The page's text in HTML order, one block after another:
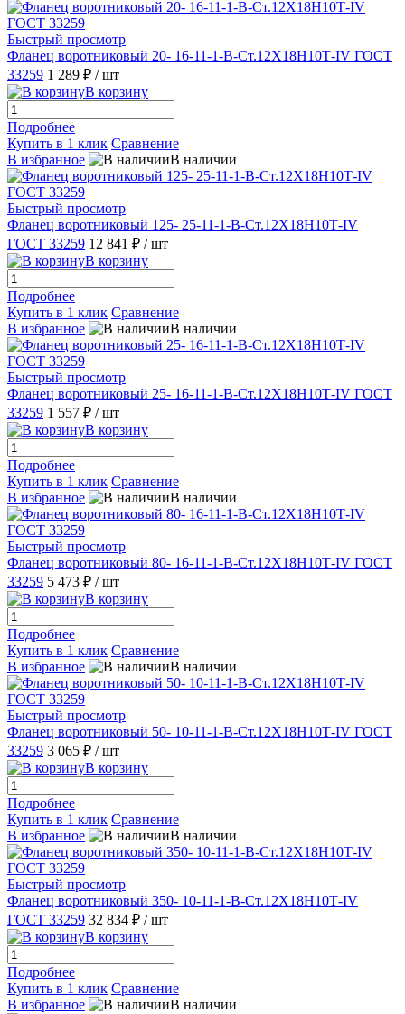
Быстрый просмотр
Фланец воротниковый 20- 16-11-1-B-Ст.12Х18Н10Т-IV ГОСТ
33259 1 289 ₽ / шт
В корзину
Подробнее
Купить в 1 клик Сравнение
В избранное
В наличии
Быстрый просмотр
Фланец воротниковый 125- 25-11-1-B-Ст.12Х18Н10Т-IV
ГОСТ 33259 12 841 ₽ / шт
В корзину
Подробнее
Купить в 1 клик Сравнение
В избранное
В наличии
Быстрый просмотр
Фланец воротниковый 25- 16-11-1-B-Ст.12Х18Н10Т-IV ГОСТ
33259 1 557 ₽ / шт
В корзину
Подробнее
Купить в 1 клик Сравнение
В избранное
В наличии
Быстрый просмотр
Фланец воротниковый 80- 16-11-1-B-Ст.12Х18Н10Т-IV ГОСТ
33259 5 473 ₽ / шт
В корзину
Подробнее
Купить в 1 клик Сравнение
В избранное
В наличии
Быстрый просмотр
Фланец воротниковый 50- 10-11-1-B-Ст.12Х18Н10Т-IV ГОСТ
33259 3 065 ₽ / шт
В корзину
Подробнее
Купить в 1 клик Сравнение
В избранное
В наличии
Быстрый просмотр
Фланец воротниковый 350- 10-11-1-В-Ст.12Х18Н10Т-IV
ГОСТ 33259 32 834 ₽ / шт
В корзину
Подробнее
Купить в 1 клик Сравнение
В избранное
В наличии